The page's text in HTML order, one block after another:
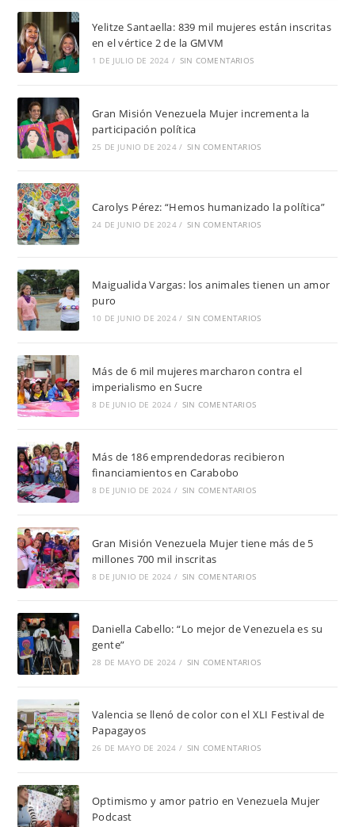
Yelitze Santaella: 839 mil mujeres están inscritas
en el vértice 2 de la GMVM
1 DE JULIO DE 2024 / SIN COMENTARIOS
Gran Misión Venezuela Mujer incrementa la
participación política
25 DE JUNIO DE 2024 / SIN COMENTARIOS
Carolys Pérez: “Hemos humanizado la política”
24 DE JUNIO DE 2024 / SIN COMENTARIOS
Maigualida Vargas: los animales tienen un amor
puro
10 DE JUNIO DE 2024 / SIN COMENTARIOS
Más de 6 mil mujeres marcharon contra el
imperialismo en Sucre
8 DE JUNIO DE 2024 / SIN COMENTARIOS
Más de 186 emprendedoras recibieron
financiamientos en Carabobo
8 DE JUNIO DE 2024 / SIN COMENTARIOS
Gran Misión Venezuela Mujer tiene más de 5
millones 700 mil inscritas
8 DE JUNIO DE 2024 / SIN COMENTARIOS
Daniella Cabello: “Lo mejor de Venezuela es su
gente”
28 DE MAYO DE 2024 / SIN COMENTARIOS
Valencia se llenó de color con el XLI Festival de
Papagayos
26 DE MAYO DE 2024 / SIN COMENTARIOS
Optimismo y amor patrio en Venezuela Mujer
Podcast